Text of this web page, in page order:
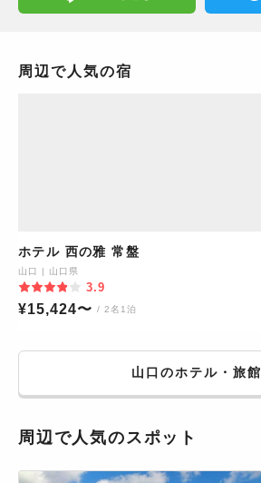
周辺で人気の宿
ホテル 西の雅 常盤
山口 | 山口県
3.9
¥15,424〜 / 2名1泊
山口のホテル・旅館
周辺で人気のスポット